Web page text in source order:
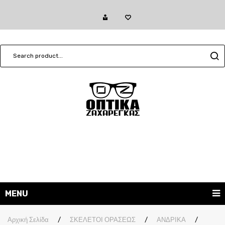
MENU
ΓΥΑΛΙΑ ΗΛΙΟΥ
Αρχική Σελίδα / ΣΚΕΛΕΤΟΙ ΟΡΑΣΕΩΣ / ΑΝΔΡΙΚΑ
/